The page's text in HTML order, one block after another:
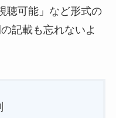
聴可能」など形式の
記載も忘れないよ